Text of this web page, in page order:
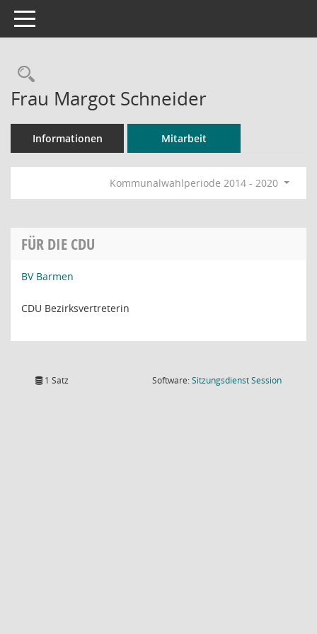
Toggle navigation
Rechercheauswahl
Frau Margot Schneider
Informationen Mitarbeit
Kommunalwahlperiode 2014 - 2020
FÜR DIE CDU
BV Barmen
CDU Bezirksvertreterin
1 Satz Software:SitzungsdienstSession(Wird in